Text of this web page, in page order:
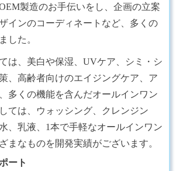
製造のお手伝いをし、企画の立案
インのコーディネートなど、多くの
した。
は、美白や保湿、UVケア、シミ・シ
、高齢者向けのエイジングケア、ア
多くの機能を含んだオールインワン
ては、ウォッシング、クレンジン
、乳液、1本で手軽なオールインワン
まなものを開発実績がございます。
ート